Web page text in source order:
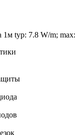
1м typ: 7.8 W/m;